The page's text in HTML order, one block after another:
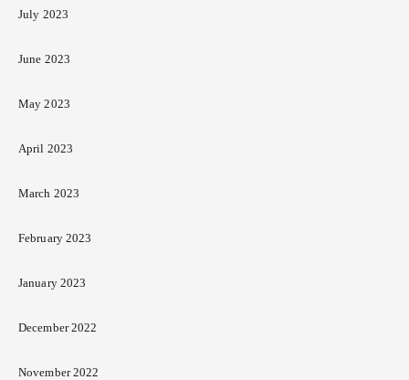
July 2023
June 2023
May 2023
April 2023
March 2023
February 2023
January 2023
December 2022
November 2022